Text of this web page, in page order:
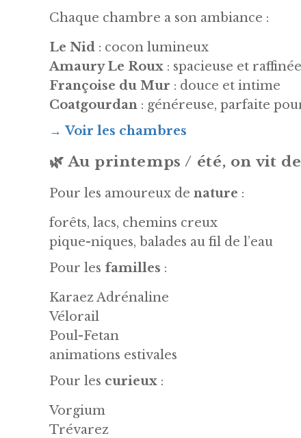
Chaque chambre a son ambiance :
Le Nid : cocon lumineux
Amaury Le Roux : spacieuse et raffinée
Françoise du Mur : douce et intime
Coatgourdan : généreuse, parfaite
→Voir les chambres
🌿Au printemps / été, on vit
Pour les amoureux de nature :
forêts, lacs, chemins creux
pique-niques, balades au fil de l’eau
Pour les familles :
Karaez Adrénaline
Vélorail
Poul-Fetan
animations estivales
Pour les curieux :
Vorgium
Trévarez